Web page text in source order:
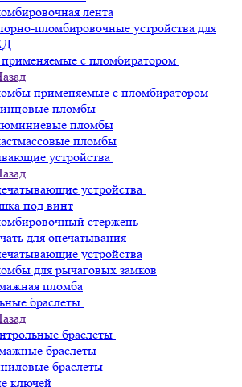
лента
пломбировочные устройства для
с пломбиратором
применяемые с пломбиратором
пломбы
пломбы
пломбы
устройства
устройства
под винт
стержень
для опечатывания
устройства
для рычаговых замков
пломба
браслеты
браслеты
браслеты
браслеты
ключей